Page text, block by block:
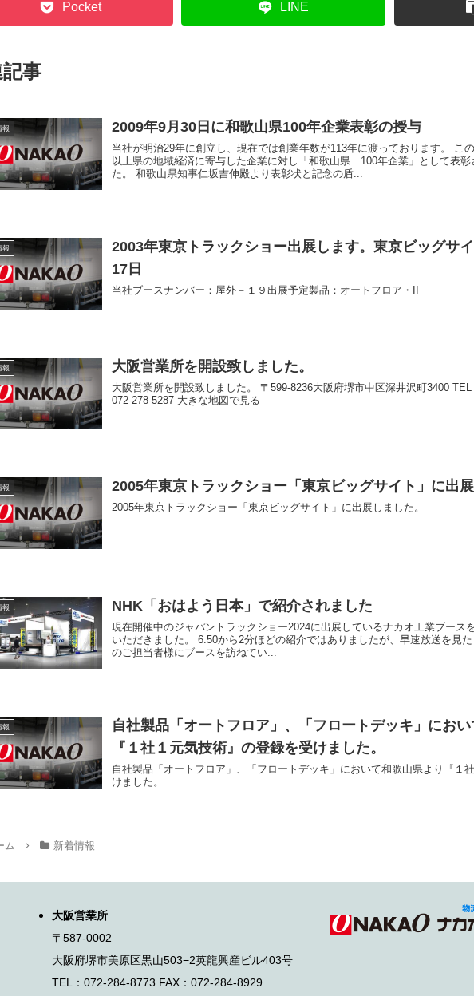
Pocket LINE
事
報 2009年9月30日に和歌山県100年企業表彰の授与
当社が明治29年に創立し、現在では創業年数が113年に渡っております。 こ
以上県の地域経済に寄与した企業に対し「和歌山県 100年企業」として表彰
た。 和歌山県知事仁坂吉伸殿より表彰状と記念の盾...
報
2003年東京トラックショー出展します。東京ビッグサ
17日
当社ブースナンバー：屋外－１９出展予定製品：オートフロア・
報 大阪営業所を開設致しました。
大阪営業所を開設致しました。 〒599-8236大阪府堺市中区深井沢町3400
072-278-5287 大きな地図で見る
報 2005年東京トラックショー「東京ビッグサイト」に出展
2005年東京トラックショー「東京ビッグサイト」に出展しました。
報 NHK「おはよう日本」で紹介されました
現在開催中のジャパントラックショー2024に出展しているナカオ工業ブース
いただきました。 6:50から2分ほどの紹介ではありましたが、早速放送を見
のご担当者様にブースを訪ねてい...
報
自社製品「オートフロア」、「フロートデッキ」にお
『１社１元気技術』の登録を受けました。
自社製品「オートフロア」、「フロートデッキ」において和歌山県より『１
けました。
ム 新着情報
大阪営業所
〒587-0002
大阪府堺市美原区黒山503−2英龍興産ビル403号
TEL：072-284-8773 FAX：072-284-8929